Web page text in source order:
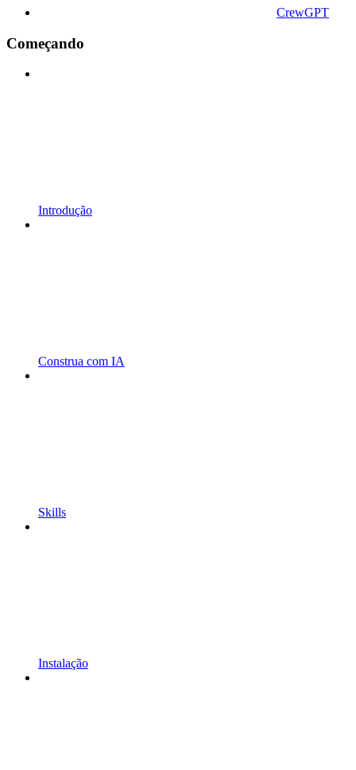
CrewGPT
Começando
Introdução
Construa com IA
Skills
Instalação